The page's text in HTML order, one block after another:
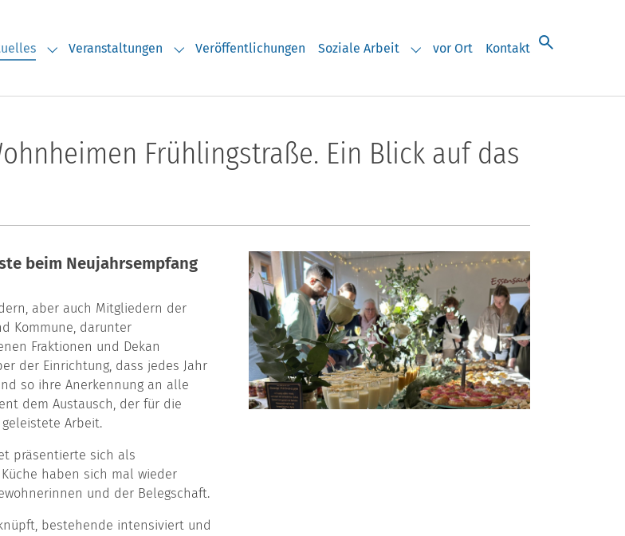
for "Über uns"
Submenu for "Aktuelles"
Veranstaltungen
Submenu for "Veranstaltungen"
Veröffentlichungen Soziale Arbeit
Submenu for "Soziale Arbeit"
vor Ort Kontakt
Frühlingstraße. Ein Blick auf das
beim Neujahrsempfang
aber auch Mitgliedern der
Kommune, darunter
Fraktionen und Dekan
der Einrichtung, dass jedes Jahr
so ihre Anerkennung an alle
dem Austausch, der für die
Arbeit.
präsentierte sich als
haben sich mal wieder
und der Belegschaft.
bestehende intensiviert und